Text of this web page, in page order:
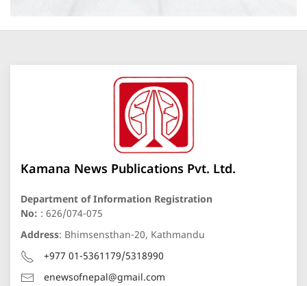
Kamana News Publications Pvt. Ltd.
Department of Information Registration
No: : 626/074-075
Address: Bhimsensthan-20, Kathmandu
+977 01-5361179/5318990
enewsofnepal@gmail.com